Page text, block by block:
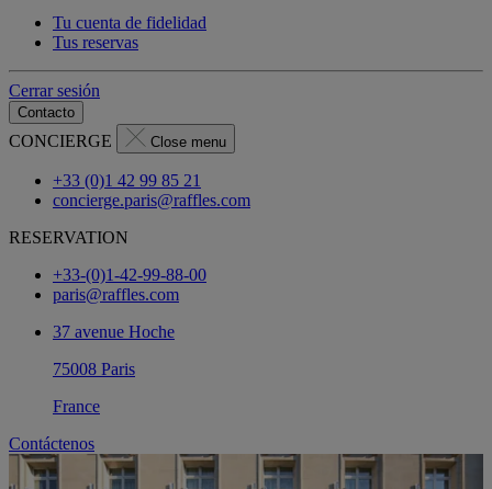
Tu cuenta de fidelidad
Tus reservas
Cerrar sesión
Contacto
CONCIERGE Close menu
+33 (0)1 42 99 85 21
concierge.paris@raffles.com
RESERVATION
+33-(0)1-42-99-88-00
paris@raffles.com
37 avenue Hoche
75008 Paris
France
Contáctenos